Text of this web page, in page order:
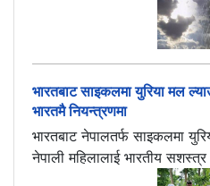
भारतबाट साइकलमा युरिया मल
भारतमै नियन्त्रणमा
भारतबाट नेपालतर्फ साइकलमा
नेपाली महिलालाई भारतीय